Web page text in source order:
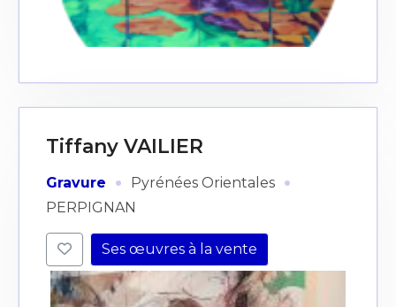
Tiffany VAILIER
Gravure · Pyrénées Orientales ·
PERPIGNAN
Ses œuvres à la vente